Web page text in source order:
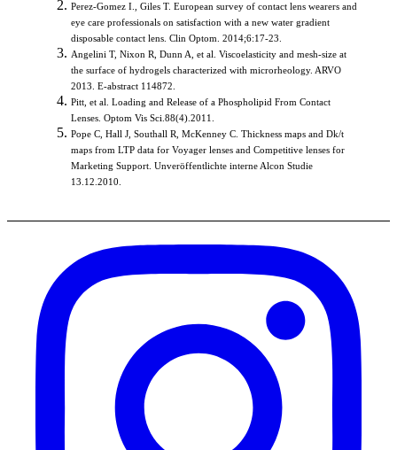
Perez-Gomez I., Giles T. European survey of contact lens wearers and
eye care professionals on satisfaction with a new water gradient
disposable contact lens. Clin Optom. 2014;6:17-23.
Angelini T, Nixon R, Dunn A, et al. Viscoelasticity and mesh-size at
the surface of hydrogels characterized with microrheology. ARVO
2013. E-abstract 114872.
Pitt, et al. Loading and Release of a Phospholipid From Contact
Lenses. Optom Vis Sci.88(4).2011.
Pope C, Hall J, Southall R, McKenney C. Thickness maps and Dk/t
maps from LTP data for Voyager lenses and Competitive lenses for
Marketing Support. Unveröffentlichte interne Alcon Studie
13.12.2010.